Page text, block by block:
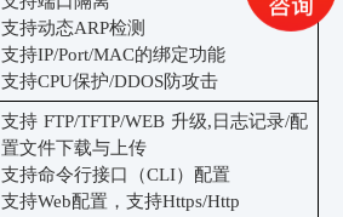
支持动态ARP检测
支持IP/Port/MAC的绑定功能
支持CPU保护/DDOS防攻击
支持 FTP/TFTP/WEB 升级,日志记录/配
置文件下载与上传
支持命令行接口（CLI）配置
支持Web配置，支持Https/Http